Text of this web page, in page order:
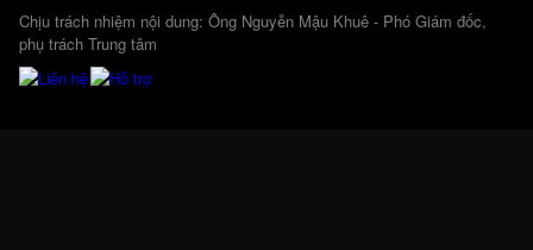
Chịu trách nhiệm nội dung: Ông Nguyễn Mậu Khuê - Phó Giám đốc,
phụ trách Trung tâm